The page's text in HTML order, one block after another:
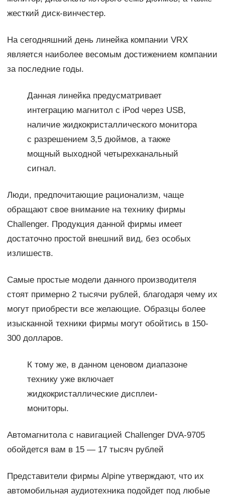
жесткий диск-винчестер.
На сегодняшний день линейка компании VRX
является наиболее весомым достижением компании
за последние годы.
Данная линейка предусматривает
интеграцию магнитол с iPod через USB,
наличие жидкокристаллического монитора
с разрешением 3,5 дюймов, а также
мощный выходной четырехканальный
сигнал.
Люди, предпочитающие рационализм, чаще
обращают свое внимание на технику фирмы
Challenger. Продукция данной фирмы имеет
достаточно простой внешний вид, без особых
излишеств.
Самые простые модели данного производителя
стоят примерно 2 тысячи рублей, благодаря чему их
могут приобрести все желающие. Образцы более
изысканной техники фирмы могут обойтись в 150-
300 долларов.
К тому же, в данном ценовом диапазоне
технику уже включает
жидкокристаллические дисплеи-
мониторы.
Автомагнитола с навигацией Challenger DVA-9705
обойдется вам в 15 — 17 тысяч рублей
Представители фирмы Alpine утверждают, что их
автомобильная аудиотехника подойдет под любые